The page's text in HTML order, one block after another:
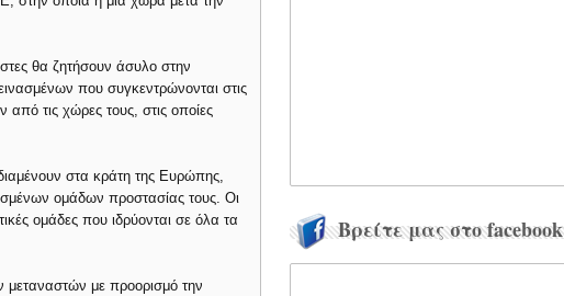
θα ζητήσουν άσυλο στην
που συγκεντρώνονται στις
τις χώρες τους, στις οποίες
στα κράτη της Ευρώπης,
ομάδων προστασίας τους. Οι
ομάδες που ιδρύονται σε όλα τα
με προορισμό την
Βρείτε μας στο facebook